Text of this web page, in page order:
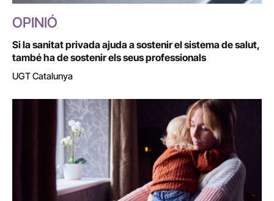
OPINIÓ
Si la sanitat privada ajuda a sostenir el sistema de salut,
també ha de sostenir els seus professionals
UGT Catalunya